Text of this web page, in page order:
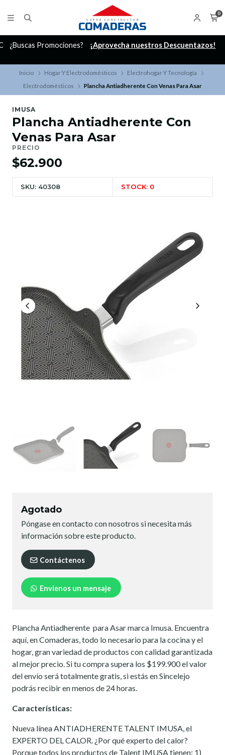
0
¿Buscas Promociones? ¡Aprovecha nuestros Descuentazos!
Inicio Hogar Y Electrodomésticos
Electrohogar Y Tecnología
Electrodomésticos
Plancha Antiadherente Con Venas Para Asar
IMUSA
Plancha Antiadherente Con
Venas Para Asar
PRECIO
$62.900
SKU: 40308 STOCK: 0
Agotado
Póngase en contacto con nosotros si necesita más
información sobre este producto.
Contáctenos
Envíenos un mensaje
Plancha Antiadherente para Asar marca Imusa. Encuentra
aquí, en Comaderas, todo lo necesario para la cocina y el
hogar, gran variedad de productos con calidad garantizada
al mejor precio. Si tu compra supera los $199.900 el valor
del envío será totalmente gratis, si estás en Sincelejo
podrás recibir en menos de 24 horas.
Características:
Nueva línea ANTIADHERENTE TALENT IMUSA, el
EXPERTO DEL CALOR. ¿Por qué experto del calor?
Porque todos los productos de Talent IMUSA tienen: 1)